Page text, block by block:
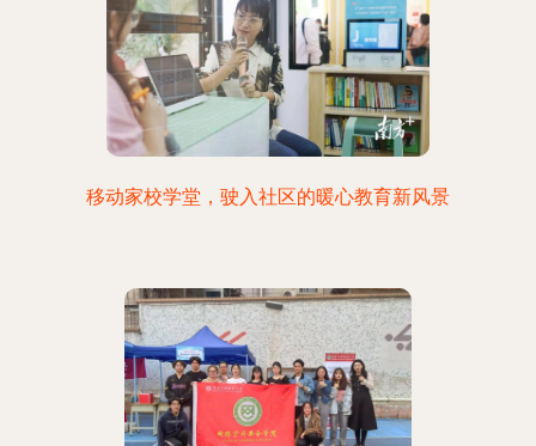
移动家校学堂，驶入社区的暖心教育新风景